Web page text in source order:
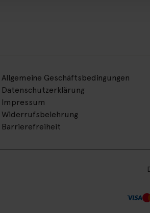
Allgemeine Geschäftsbedingungen
Datenschutzerklärung
Impressum
Widerrufsbelehrung
Barrierefreiheit